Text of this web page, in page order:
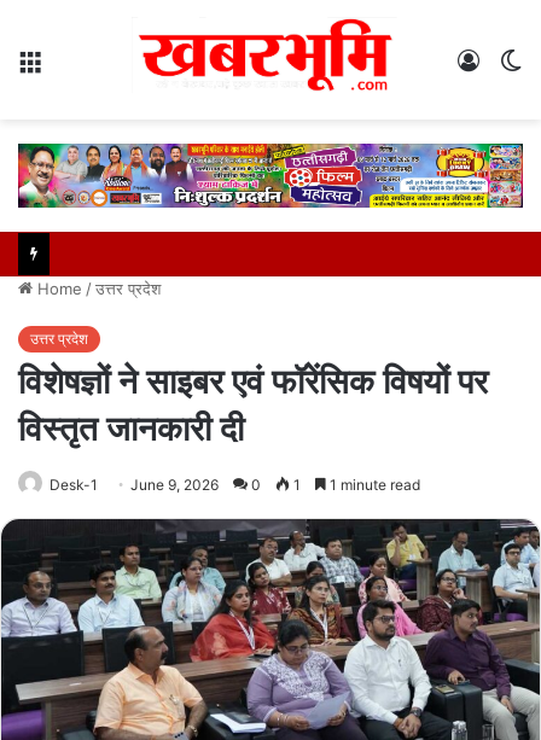
Log
Home /उत्तर प्रदेश
उत्तर प्रदेश
विशेषज्ञों ने साइबर एवं फॉरेंसिक विषयों पर
विस्तृत जानकारी दी
Desk-1 June 9, 2026 0 1 1 minute read